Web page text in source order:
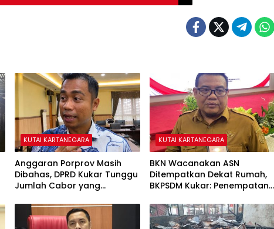
KUTAI KARTANEGARA
Anggaran Porprov Masih
Dibahas, DPRD Kukar Tunggu
Jumlah Cabor yang
KUTAI KARTANEGARA
BKN Wacanakan ASN
Ditempatkan Dekat Rumah,
BKPSDM Kukar: Penempatan
Pelayanan